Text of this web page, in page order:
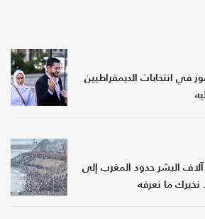
في انتخابات الديمقراطيين
البشر حدود المغرب إلى
ما نعرفه